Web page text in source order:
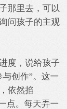
那里去，可以
问孩子的主观
度，说给孩子
创作”。这一
依然掐
点。每天弄一